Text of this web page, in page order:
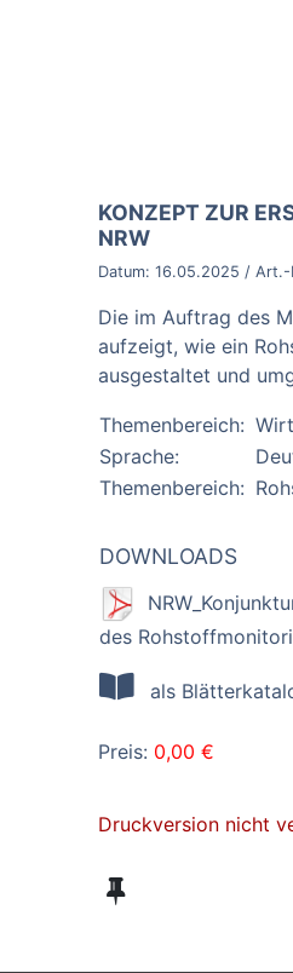
BROSCHÜRE:
KONZEPT ZUR
NRW
Datum: 16.05.2025 / Art.-
Die im Auftrag des
aufzeigt, wie ein
ausgestaltet und
Themenbereich:
Sprache:
Themenbereich:
DOWNLOADS
des
als
Preis: 0,00 €
Druckversion nicht